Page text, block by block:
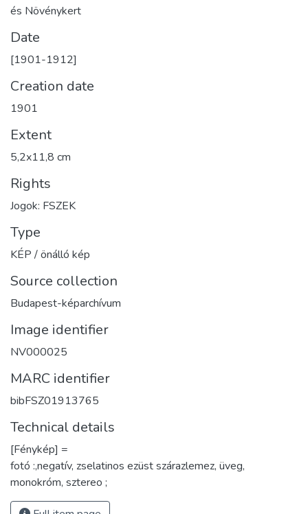
és Növénykert
Date
[1901-1912]
Creation date
1901
Extent
5,2x11,8 cm
Rights
Jogok: FSZEK
Type
KÉP / önálló kép
Source collection
Budapest-képarchívum
Image identifier
NV000025
MARC identifier
bibFSZ01913765
Technical details
[Fénykép] =
fotó :,negatív, zselatinos ezüst szárazlemez, üveg,
monokróm, sztereo ;